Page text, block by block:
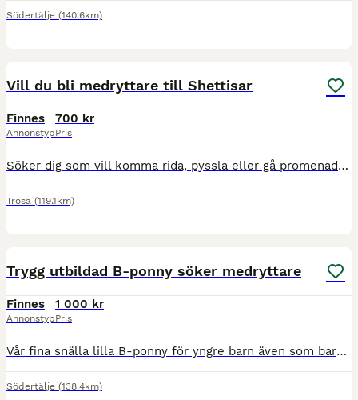
Södertälje (140.6km)
Vill du bli medryttare till Shettisar
Finnes
Annonstyp
700 kr
Pris
Söker dig som vill komma rida, pyssla eller gå promenader med små ponnysar. Mankhöjd lilla ca 90 större 100 cm. Ge ditt barn en första kontakt med en snäll ponny. Mycket snälla mot barn att hantera
Trosa (119.1km)
Trygg utbildad B-ponny söker medryttare
Finnes
Annonstyp
1 000 kr
Pris
Vår fina snälla lilla B-ponny för yngre barn även som barn kan rida själva på utan bus - söker nu en liten ny medryttare som vill få en trygg första upplevelse med hästar och lära sig rida eller ett
Södertälje (138.4km)